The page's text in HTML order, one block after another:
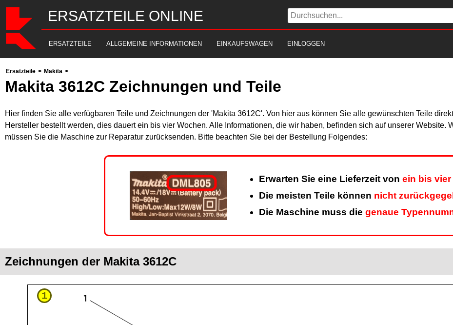
ERSATZTEILE ONLINE
ERSATZTEILE ALLGEMEINE INFORMATIONEN EINKAUFSWAGEN EINLOGGEN
Ersatzteile > Makita >
Makita 3612C Zeichnungen und Teile
Hier finden Sie alle verfügbaren Teile und Zeichnungen der 'Makita 3612C'. Von hier aus können Sie alle gewünschten Teile
Hersteller bestellt werden, dies dauert ein bis vier Wochen. Alle Informationen, die wir haben, befinden sich auf unserer Website.
müssen Sie die Maschine zur Reparatur zurücksenden. Bitte beachten Sie bei der Bestellung Folgendes:
Erwarten Sie eine Lieferzeit von ein bis vier
Die meisten Teile können nicht
Die Maschine muss die genaue
Zeichnungen der Makita 3612C
1